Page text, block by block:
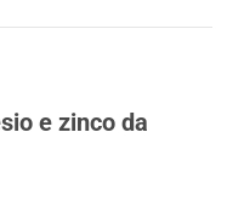
e zinco da